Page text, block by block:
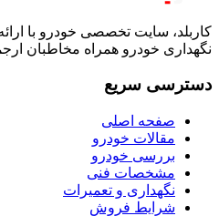
کاربلد، سایت تخصصی خودرو با
نگهداری خودرو همراه مخاطبان
دسترسی سریع
صفحه اصلی
مقالات خودرو
بررسی خودرو
مشخصات فنی
نگهداری و تعمیرات
شرایط فروش